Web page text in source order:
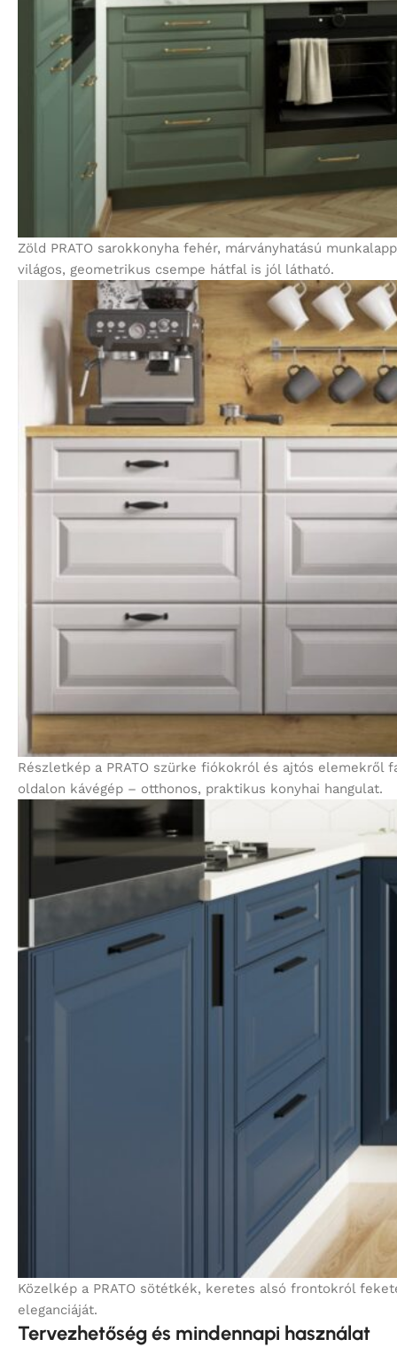
Zöld PRATO sarokkonyha fehér, márványhatású
világos, geometrikus csempe hátfal is jól látható.
Részletkép a PRATO szürke fiókokról és ajtós elemekről
oldalon kávégép – otthonos, praktikus konyhai hangulat.
Közelkép a PRATO sötétkék, keretes alsó frontokról
eleganciáját.
Tervezhetőség és mindennapi használat